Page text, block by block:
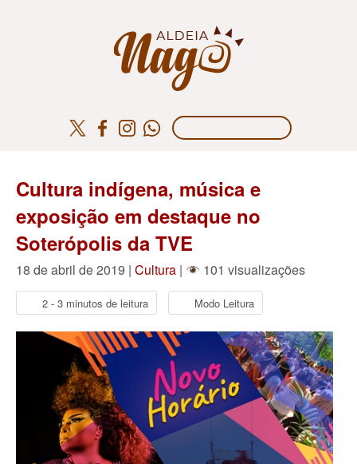
Cultura indígena, música e
exposição em destaque no
Soterópolis da TVE
18 de abril de 2019 | Cultura | 101 visualizações
2 - 3 minutos de leitura Modo Leitura